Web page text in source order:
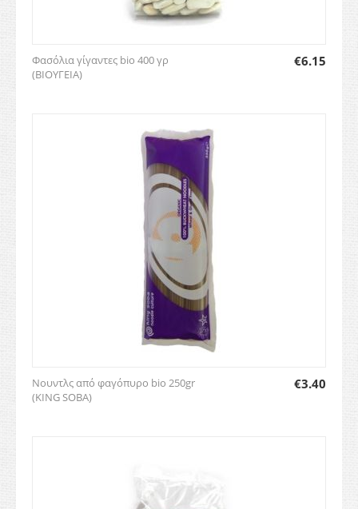
Φασόλια γίγαντες bio 400 γρ
(ΒΙΟΥΓΕΙΑ)
€6.15
Νουντλς από φαγόπυρο bio 250gr
(KING SOBA)
€3.40